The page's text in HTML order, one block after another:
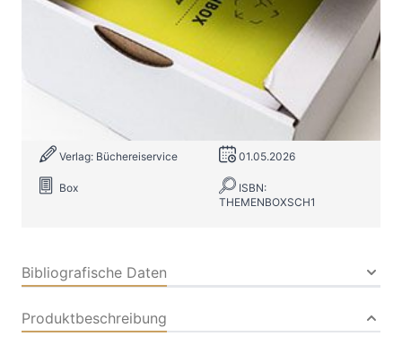
Zur Wunschliste hinzufügen
Von der Höhlenmalerei zum E-Book. Ein
Mitmachspiel für Ihre Bibliothek/Bücherei
Verlag: Büchereiservice 01.05.2026
Box
ISBN:
THEMENBOXSCH1
Bibliografische Daten
Produktbeschreibung